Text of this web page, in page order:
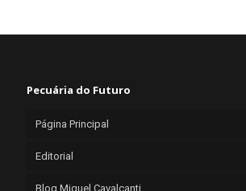
Pecuária do Futuro
Página Principal
Editorial
Blog Miguel Cavalcanti